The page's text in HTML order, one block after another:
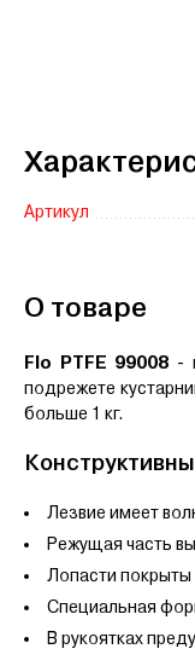
Артикул
О товаре
Flo PTFE 99008 -
подрежете
больше 1 кг.
Лезвие имеет
Режущая часть
Лопасти
Специальная
В рукоятках